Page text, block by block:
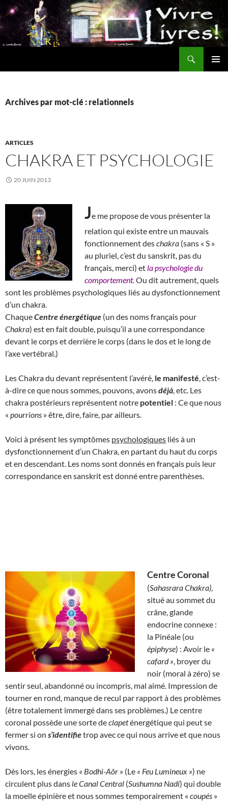
Aller
au
contenu
Archives par mot-clé : relationnels
ARTICLES
CHAKRA ET PSYCHOLOGIE
20 JUIN 2013
Je me propose de vous présenter la
relation qui existe entre un mauvais
fonctionnement deschakra (sans « S »
au pluriel, c’est du sanskrit, pas du
français, merci) et la psychologie du
comportement. Ou dit autrement, quels
sont les problèmes psychologiques liés au dysfonctionnement
d’un chakra.
ChaqueCentre énergétique (un des noms français pour
Chakra) est en fait double, puisqu’il a une correspondance
devant le corps et derrière le corps (dans le dos et le long de
l’axe vertébral.)
Les Chakra du devant représentent l’avéré, le manifesté , c’est-
à-dire ce que nous sommes, pouvons, avonsdéjà , etc. Les
chakra postérieurs représentent notre potentiel : Ce que nous
« pourrions » être, dire, faire, par ailleurs.
Voici à présent les symptômes psychologiques liés à un
dysfonctionnement d’un Chakra, en partant du haut du corps
et en descendant. Les noms sont donnés en français puis leur
correspondance en sanskrit est donné entre parenthèses.
Centre Coronal
(Sahasrara Chakra)
situé au sommet du
crâne, glande
endocrine connexe :
la Pinéale (ou
épiphyse) : Avoir le «
cafard » , broyer du
noir (moral à zéro) se
sentir seul, abandonné ou incompris, mal aimé. Impression de
tourner en rond, manque de recul par rapport à des problèmes
(être totalement immergé dans ses problèmes.) Le centre
coronal possède une sorte declapeténergétique qui peut se
fermer si on s’identifietrop avec ce qui nous arrive et que nous
vivons.
Dès lors, les énergies « Bodhi-Aôr » (Le « Feu Lumineux ») ne
circulent plus dans le Canal Central (Sushumna Nadi) qui double
la moelle épinière et nous sommes temporairement « coupés »